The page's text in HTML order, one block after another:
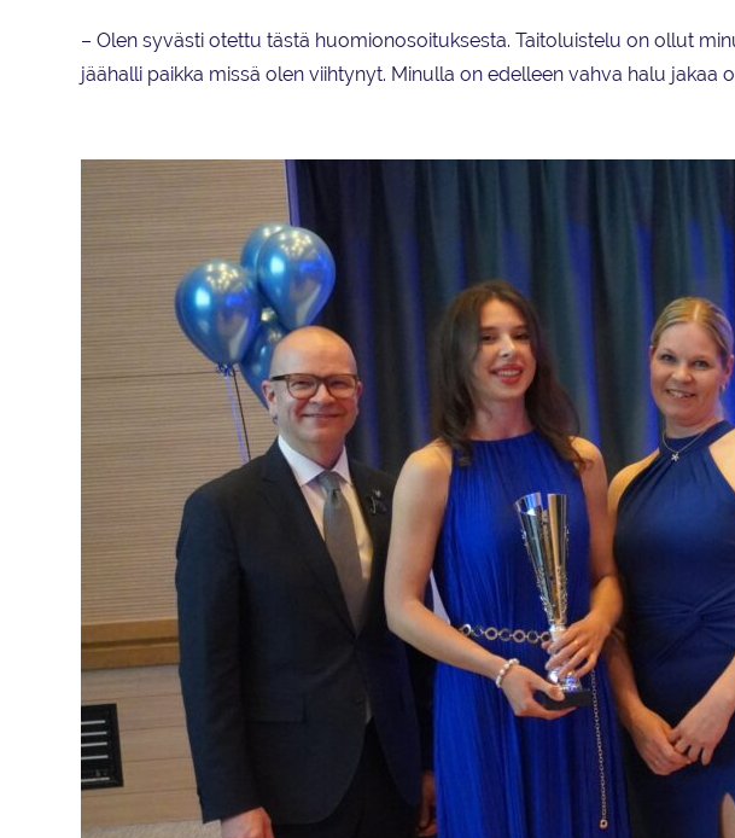
– Olen syvästi otettu tästä huomionosoituksesta. Taitoluistelu on ollut
jäähalli paikka missä olen viihtynyt. Minulla on edelleen vahva halu jakaa